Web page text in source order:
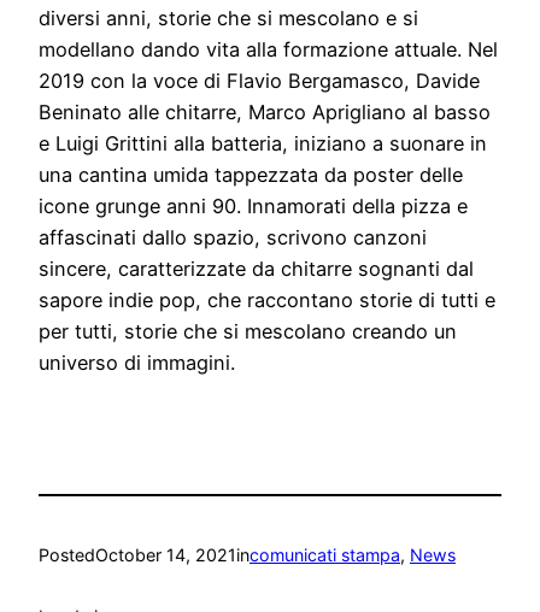
diversi anni, storie che si mescolano e si
modellano dando vita alla formazione attuale. Nel
2019 con la voce di Flavio Bergamasco, Davide
Beninato alle chitarre, Marco Aprigliano al basso
e Luigi Grittini alla batteria, iniziano a suonare in
una cantina umida tappezzata da poster delle
icone grunge anni 90. Innamorati della pizza e
affascinati dallo spazio, scrivono canzoni
sincere, caratterizzate da chitarre sognanti dal
sapore indie pop, che raccontano storie di tutti e
per tutti, storie che si mescolano creando un
universo di immagini.
PostedOctober 14, 2021incomunicati stampa, News